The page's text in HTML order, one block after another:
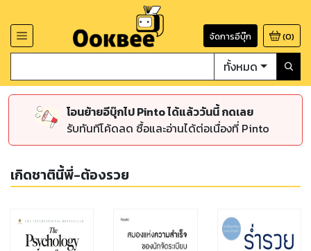
จัดการอีบุ๊ก (0)
ทั้งหมด
โอนย้ายอีบุ๊กไป Pinto ได้แล้ววันนี้ กดเลย
รับทันทีโค้ดลด ซื้อและอ่านได้ต่อเนื่องที่ Pinto
เกิดชาตินี้พี่-ต้องรวย